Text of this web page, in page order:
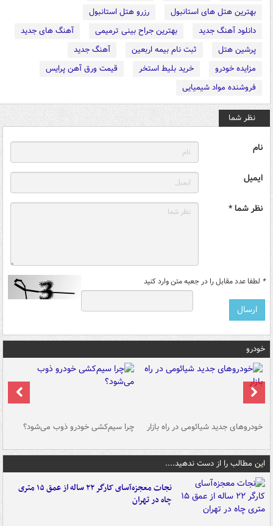
بهترین هتل های استانبول
رزرو هتل استانبول
دانلود آهنگ جدید
بهترین جراح بینی ترمیمی
آهنگ های جدید
پرشین هتل
ثبت نام بیمه اربعین
آهنگ جدید
مزایده خودرو
خرید بلیط استخر
قیمت ورق آهن پرایس
فروشنده مواد شیمیایی
نظر شما
نام
ایمیل
نظر شما *
* لطفا عدد مقابل را در جعبه متن وارد کنید
خودرو
خودروهای جدید شیائومی در راه بازار چرا سیم‌کشی خودرو ذوب می‌شود؟
این مطالب را از دست ندهید....
نجات معجزه‌آسای کارگر ۲۲ ساله از عمق ۱۵ متری
چاه در تهران